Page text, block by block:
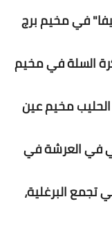
في مخيم برج
السلة في مخيم
مخيم عين
في العرشة في
تجمع البرغلية،